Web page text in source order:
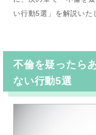
い行動5選」を解説いた
不倫を疑ったら
ない行動5選